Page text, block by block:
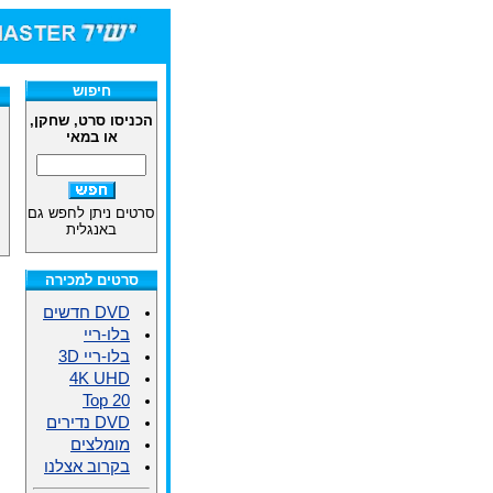
חיפוש
הכניסו סרט, שחקן,
או במאי
סרטים ניתן לחפש גם
באנגלית
סרטים למכירה
DVD חדשים
בלו-ריי
בלו-ריי 3D
4K UHD
Top 20
DVD נדירים
מומלצים
בקרוב אצלנו